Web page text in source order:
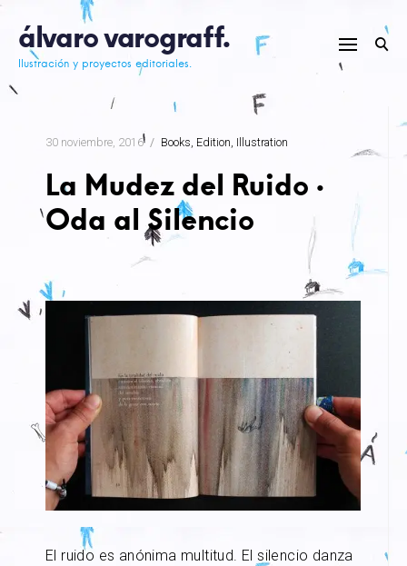
Skip
content
álvaro varograff.
Ilustración y proyectos editoriales.
30 noviembre, 2016 Books Edition Illustration
La Mudez del Ruido ·
Oda al Silencio
El ruido es anónima multitud. El silencio danza